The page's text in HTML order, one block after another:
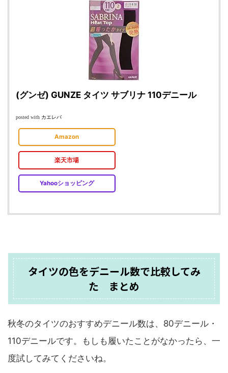
(グンゼ) GUNZE タイツ サブリナ 110デニール
posted with カエレバ
Amazon
楽天市場
Yahooショッピング
タイツの色をデニール数で比較してみ
た まとめ
秋冬のタイツのおすすめデニール数は、80デニール・
110デニールです。もしも履いたことがなかったら、一
度試してみてくださいね。